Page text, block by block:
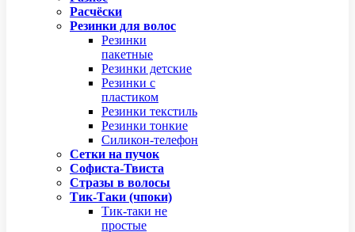
Расчёски
Резинки для волос
Резинки
пакетные
Резинки детские
Резинки с
пластиком
Резинки текстиль
Резинки тонкие
Силикон-телефон
Сетки на пучок
Софиста-Твиста
Стразы в волосы
Тик-Таки (чпоки)
Тик-таки не
простые